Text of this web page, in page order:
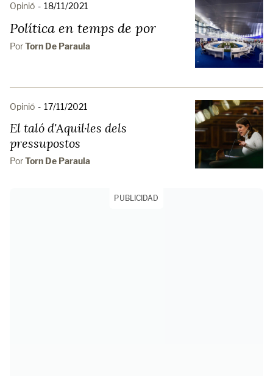
Opinió - 18/11/2021
Política en temps de por
PorTorn De Paraula
Opinió - 17/11/2021
El taló d'Aquil·les dels
pressupostos
PorTorn De Paraula
PUBLICIDAD